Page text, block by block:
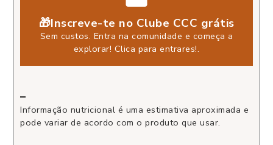
🎁Inscreve-te no Clube CCC grátis
Sem custos. Entra na comunidade e começa a
explorar! Clica para entrares!.
–
Informação nutricional é uma estimativa aproximada e
pode variar de acordo com o produto que usar.